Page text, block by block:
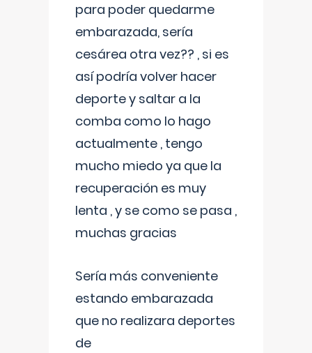
para poder quedarme
embarazada, sería
cesárea otra vez?? , si es
así podría volver hacer
deporte y saltar a la
comba como lo hago
actualmente , tengo
mucho miedo ya que la
recuperación es muy
lenta , y se como se pasa ,
muchas gracias
Sería más conveniente
estando embarazada
que no realizara deportes
de